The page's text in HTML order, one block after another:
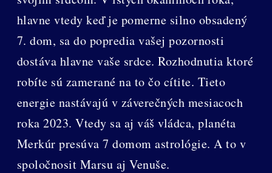
hlavne vtedy keď je pomerne silno obsadený
7. dom, sa do popredia vašej pozornosti
dostáva hlavne vaše srdce. Rozhodnutia ktoré
robíte sú zamerané na to čo cítite. Tieto
energie nastávajú v záverečných mesiacoch
roka 2023. Vtedy sa aj váš vládca, planéta
Merkúr presúva 7 domom astrológie. A to v
spoločnosit Marsu aj Venuše.